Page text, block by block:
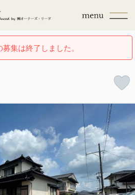
募集は終了しました。